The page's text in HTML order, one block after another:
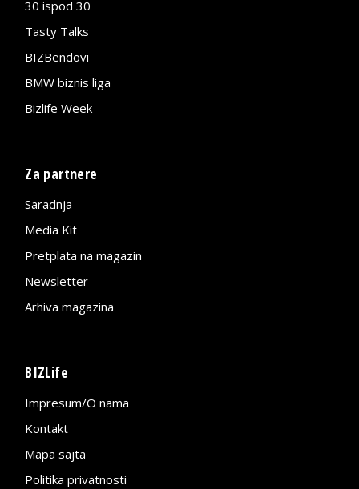
30 ispod 30
Tasty Talks
BIZBendovi
BMW biznis liga
Bizlife Week
Za partnere
Saradnja
Media Kit
Pretplata na magazin
Newsletter
Arhiva magazina
BIZLife
Impresum/O nama
Kontakt
Mapa sajta
Politika privatnosti